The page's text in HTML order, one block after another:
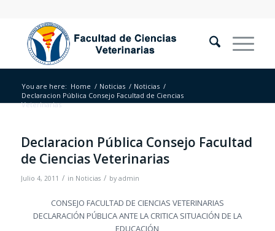
You are here: Home / Noticias / Noticias /
Declaracion Pública Consejo Facultad de Ciencias
Veterinarias
Declaracion Pública Consejo Facultad
de Ciencias Veterinarias
Julio 4, 2011 / in Noticias / by admin
CONSEJO FACULTAD DE CIENCIAS VETERINARIAS
DECLARACIÓN PÚBLICA ANTE LA CRITICA SITUACIÓN DE LA
EDUCACIÓN